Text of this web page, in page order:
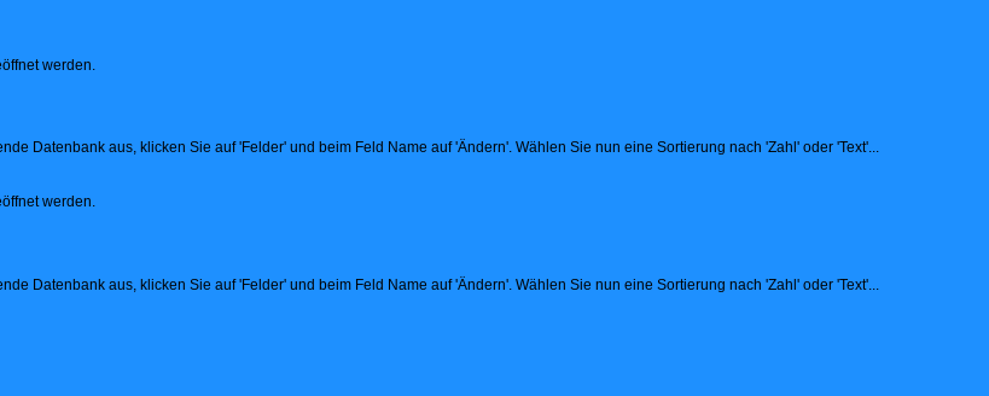
werden.
Datenbank aus, klicken Sie auf 'Felder' und beim Feld Name auf 'Ändern'. Wählen Sie nun eine Sortierung nach 'Zahl' oder 'Text'...
werden.
Datenbank aus, klicken Sie auf 'Felder' und beim Feld Name auf 'Ändern'. Wählen Sie nun eine Sortierung nach 'Zahl' oder 'Text'...